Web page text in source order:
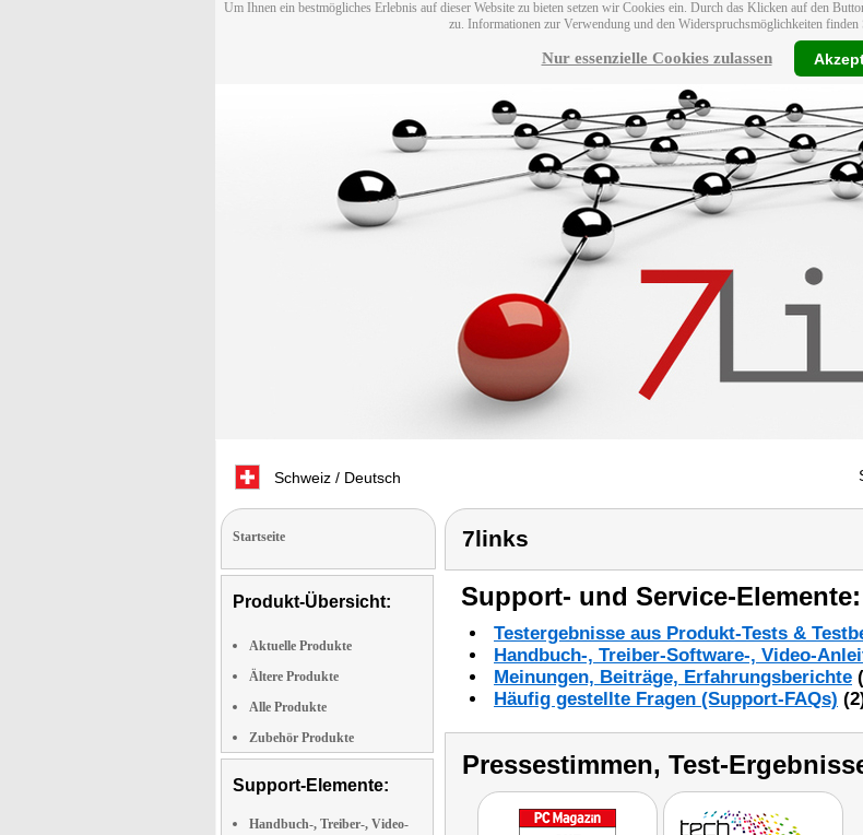
Um Ihnen ein bestmögliches Erlebnis auf dieser Website zu bieten setzen wir Cookies ein. Durch das Klicken auf den
zu. Informationen zur Verwendung und den Widerspruchsmöglichkeiten finden
Nur essenzielle Cookies zulassen
Schweiz / Deutsch
Startseite
Produkt-Übersicht:
Aktuelle Produkte
Ältere Produkte
Alle Produkte
Zubehör Produkte
Support-Elemente:
Handbuch-, Treiber-, Video-
7links
Support- und Service-Elemente:
Testergebnisse aus Produkt-Tests &
Handbuch-, Treiber-Software-, Video-
Meinungen, Beiträge, Erfahrungsberichte
Häufig gestellte Fragen (Support-FAQs)
Pressestimmen, Test-